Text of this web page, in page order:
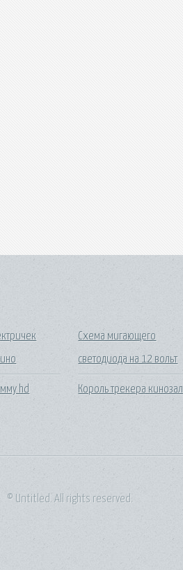
hd
Схема мигающего
светодиода на 12 вольт
Король трекера кинозал
© Untitled. All rights reserved.